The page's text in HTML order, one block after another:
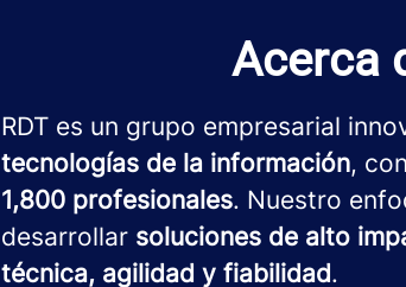
Acerca
RDT es un grupo empresarial
tecnologías de la información,
1,800 profesionales. Nuestro
desarrollar soluciones de alto
técnica, agilidad y fiabilidad.